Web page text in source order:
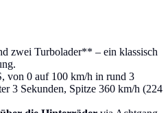
zwei Turbolader** – ein klassisch
von 0 auf 100 km/h in rund 3
3 Sekunden, Spitze 360 km/h (224